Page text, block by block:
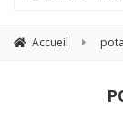
Accueil